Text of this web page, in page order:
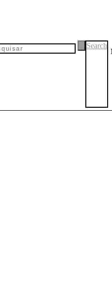
Search